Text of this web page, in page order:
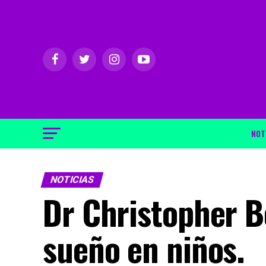
NOTICIAS
Dr Christopher
sueño en niños.